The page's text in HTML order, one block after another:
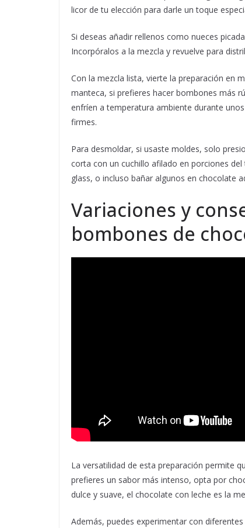
licor de tu elección para darle un toque
Si deseas añadir rellenos como nueces
Incorpóralos a la mezcla y revuelve para
Con la mezcla lista, vierte la preparación en
manteca, si prefieres hacer bombones más
enfríen a temperatura ambiente durante
firmes.
Para desmoldar, si usaste moldes, solo
corta con un cuchillo afilado en porciones
glass, o incluso bañar algunos en chocolate
Variaciones y
bombones de
La versatilidad de esta preparación permite
prefieres un sabor más intenso, opta por
dulce y suave, el chocolate con leche es la
Además, puedes experimentar con